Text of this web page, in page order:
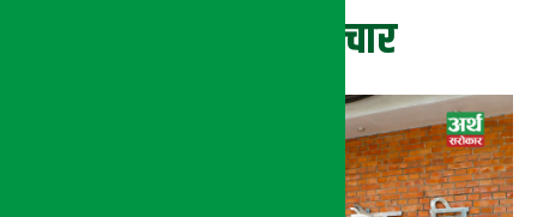
ताजा समाचार